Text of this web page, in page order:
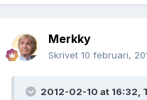
Merkky
Skrivet 10 februari,
2012-02-10 at 16:32,